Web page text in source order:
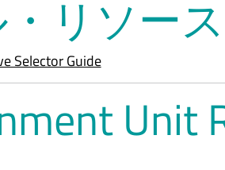
リソース
Selector Guide
Unit